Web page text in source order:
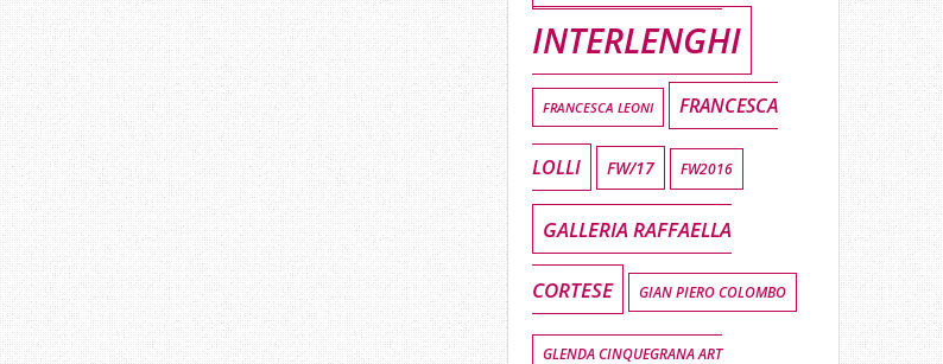
INTERLENGHI
FRANCESCA LEONI FRANCESCA
LOLLI FW/17 FW2016
GALLERIA RAFFAELLA
CORTESE GIAN PIERO COLOMBO
GLENDA CINQUEGRANA ART